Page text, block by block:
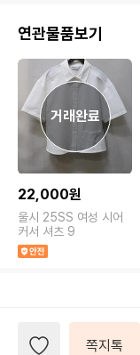
연관물품보기
22,000원
울시 25SS 여성 시어
커서 셔츠 9
쪽지톡